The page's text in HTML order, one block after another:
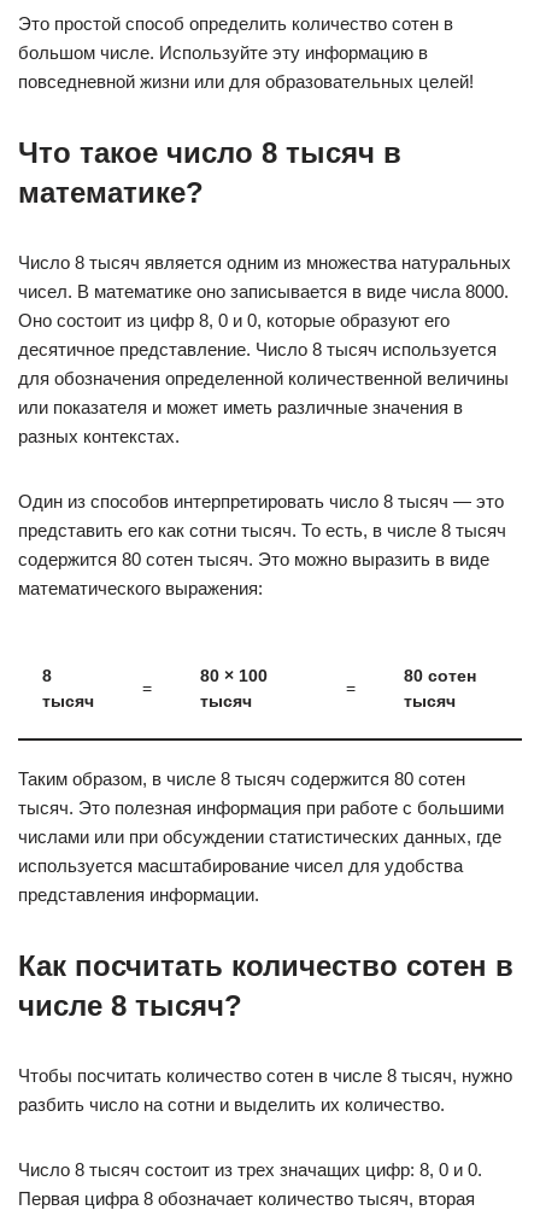
Это простой способ определить количество сотен в
большом числе. Используйте эту информацию в
повседневной жизни или для образовательных целей!
Что такое число 8 тысяч в
математике?
Число 8 тысяч является одним из множества натуральных
чисел. В математике оно записывается в виде числа 8000.
Оно состоит из цифр 8, 0 и 0, которые образуют его
десятичное представление. Число 8 тысяч используется
для обозначения определенной количественной величины
или показателя и может иметь различные значения в
разных контекстах.
Один из способов интерпретировать число 8 тысяч — это
представить его как сотни тысяч. То есть, в числе 8 тысяч
содержится 80 сотен тысяч. Это можно выразить в виде
математического выражения:
8
тысяч
=
80 × 100
тысяч
=
80 сотен
тысяч
Таким образом, в числе 8 тысяч содержится 80 сотен
тысяч. Это полезная информация при работе с большими
числами или при обсуждении статистических данных, где
используется масштабирование чисел для удобства
представления информации.
Как посчитать количество сотен в
числе 8 тысяч?
Чтобы посчитать количество сотен в числе 8 тысяч, нужно
разбить число на сотни и выделить их количество.
Число 8 тысяч состоит из трех значащих цифр: 8, 0 и 0.
Первая цифра 8 обозначает количество тысяч, вторая